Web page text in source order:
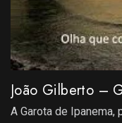
João Gilberto –
A Garota de